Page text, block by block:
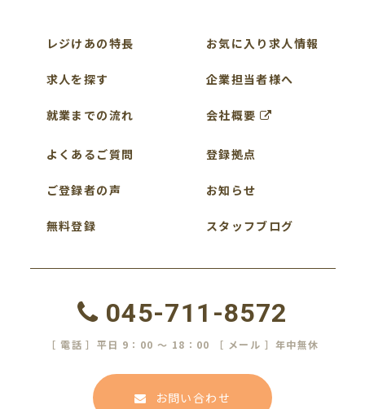
レジけあの特長
求人を探す
就業までの流れ
よくあるご質問
ご登録者の声
無料登録
お気に入り求人情報
企業担当者様へ
会社概要
登録拠点
お知らせ
スタッフブログ
045-711-8572
［ 電話 ］平日 9：00 ～ 18：00 ［ メール ］年中無休
お問い合わせ